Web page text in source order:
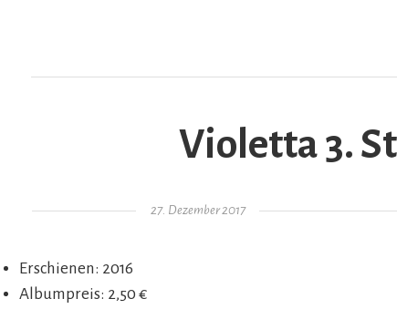
Violetta 3.
Gepostet am
27. Dezember 2017
Erschienen: 2016
Albumpreis: 2,50 €